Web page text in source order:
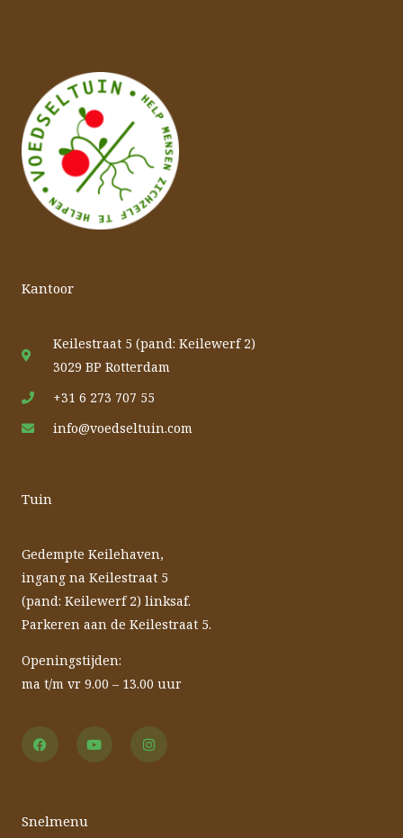
Kantoor
Keilestraat 5 (pand: Keilewerf 2)
3029 BP Rotterdam
+31 6 273 707 55
info@voedseltuin.com
Tuin
Gedempte Keilehaven,
ingang na Keilestraat 5
(pand: Keilewerf 2) linksaf.
Parkeren aan de Keilestraat 5.
Openingstijden:
ma t/m vr 9.00 – 13.00 uur
a
o
k
o n
Snelmenu